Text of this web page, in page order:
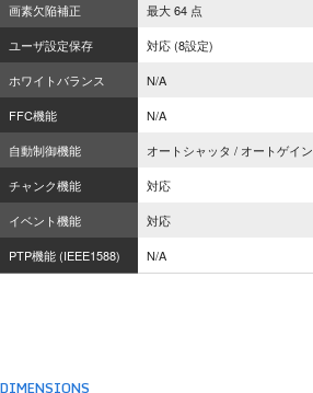
画素欠陥補正
最大 64 点
ユーザ設定保存
対応 (8設定)
ホワイトバランス
N/A
FFC機能
N/A
自動制御機能
オートシャッタ / オートゲイン
チャンク機能
対応
イベント機能
対応
PTP機能 (IEEE1588)
N/A
DIMENSIONS